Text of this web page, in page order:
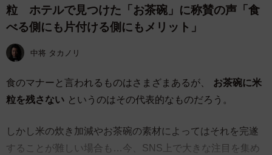
粒 ホテルで見つけた「お茶碗」に称賛の声「食
べる側にも片付ける側にもメリット」
中将 タカノリ
食のマナーと言われるものはさまざまあるが、
お茶碗に米
粒を残さない というのはその代表的なものだろう。
しかし米の炊き加減やお茶碗の素材によってはそれを完遂
することが難しい場合も…今、SNS上で大きな注目を集め